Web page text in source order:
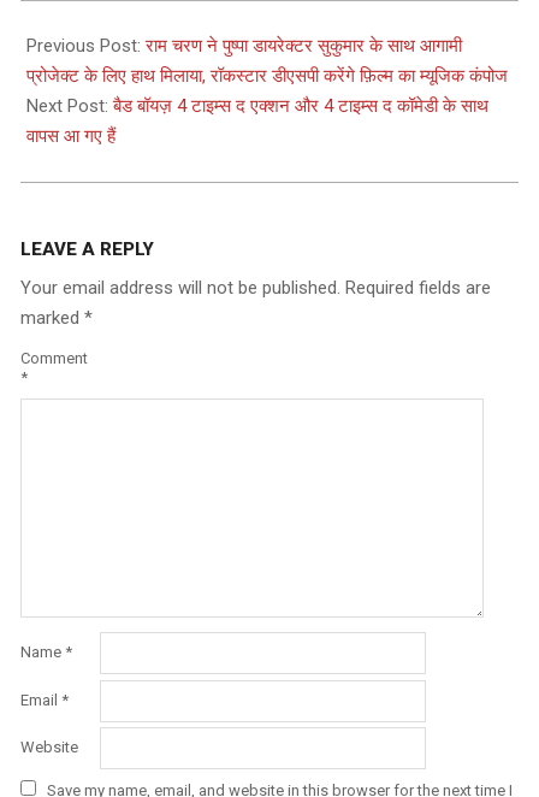
03-
26
Previous Post:राम चरण ने पुष्पा डायरेक्टर सुकुमार के साथ आगामी
प्रोजेक्ट के लिए हाथ मिलाया, रॉकस्टार डीएसपी करेंगे फ़िल्म का म्यूजिक कंपोज
Next Post:बैड बॉयज़ 4 टाइम्स द एक्शन और 4 टाइम्स द कॉमेडी के साथ
वापस आ गए हैं
LEAVE A REPLY
Your email address will not be published. Required fields are
marked *
Comment
*
Name *
Email *
Website
Save my name, email, and website in this browser for the next time I